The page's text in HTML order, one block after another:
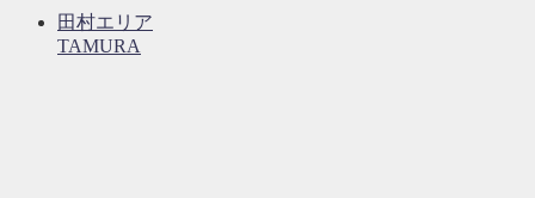
田村エリア
TAMURA